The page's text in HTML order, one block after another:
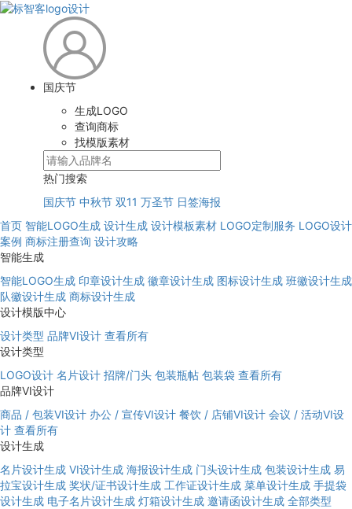
国庆节
生成LOGO
查询商标
找模版素材
热门搜索
国庆节 中秋节 双11 万圣节 日签海报
首页 智能LOGO生成 设计生成 设计模板素材 LOGO定制服务 LOGO设计
案例 商标注册查询 设计攻略
智能生成
智能LOGO生成 印章设计生成 徽章设计生成 图标设计生成 班徽设计生成
队徽设计生成 商标设计生成
设计模版中心
设计类型 品牌VI设计 查看所有
设计类型
LOGO设计 名片设计 招牌/门头 包装瓶帖 包装袋 查看所有
品牌VI设计
商品 / 包装VI设计 办公 / 宣传VI设计 餐饮 / 店铺VI设计 会议 / 活动VI设
计 查看所有
设计生成
名片设计生成 VI设计生成 海报设计生成 门头设计生成 包装设计生成 易
拉宝设计生成 奖状/证书设计生成 工作证设计生成 菜单设计生成 手提袋
设计生成 电子名片设计生成 灯箱设计生成 邀请函设计生成 全部类型